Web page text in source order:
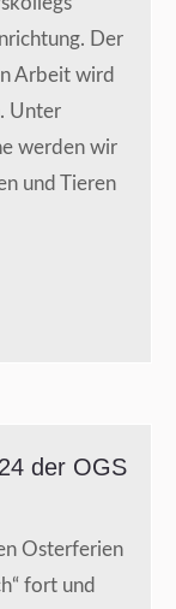
Der
Arbeit wird
Unter
werden wir
und Tieren
der OGS
Osterferien
fort und